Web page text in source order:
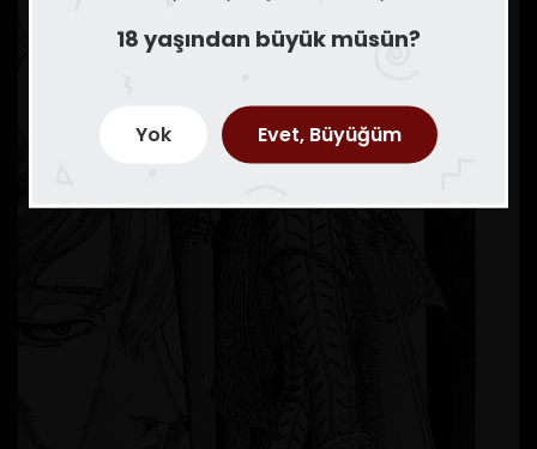
18 yaşından büyük müsün?
Yok Evet, Büyüğüm